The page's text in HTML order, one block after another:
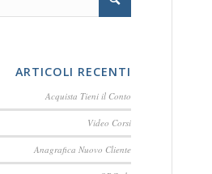
ARTICOLI RECENTI
Acquista Tieni il Conto
Video Corsi
Anagrafica Nuovo Cliente